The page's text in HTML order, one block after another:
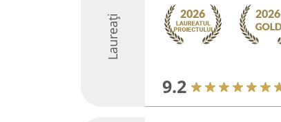
Laureați
9.2